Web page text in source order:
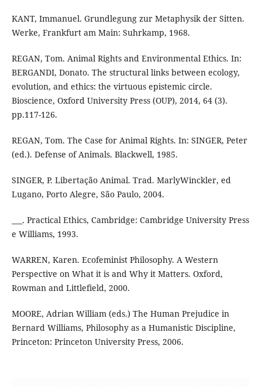
KANT, Immanuel. Grundlegung zur Metaphysik der Sitten.
Werke, Frankfurt am Main: Suhrkamp, 1968.
REGAN, Tom. Animal Rights and Environmental Ethics. In:
BERGANDI, Donato. The structural links between ecology,
evolution, and ethics: the virtuous epistemic circle.
Bioscience, Oxford University Press (OUP), 2014, 64 (3).
pp.117-126.
REGAN, Tom. The Case for Animal Rights. In: SINGER, Peter
(ed.). Defense of Animals. Blackwell, 1985.
SINGER, P. Libertação Animal. Trad. MarlyWinckler, ed
Lugano, Porto Alegre, São Paulo, 2004.
___. Practical Ethics, Cambridge: Cambridge University Press
e Williams, 1993.
WARREN, Karen. Ecofeminist Philosophy. A Western
Perspective on What it is and Why it Matters. Oxford,
Rowman and Littlefield, 2000.
MOORE, Adrian William (eds.) The Human Prejudice in
Bernard Williams, Philosophy as a Humanistic Discipline,
Princeton: Princeton University Press, 2006.